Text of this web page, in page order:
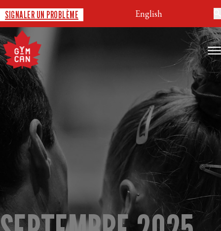
SIGNALER UN PROBLÈME English